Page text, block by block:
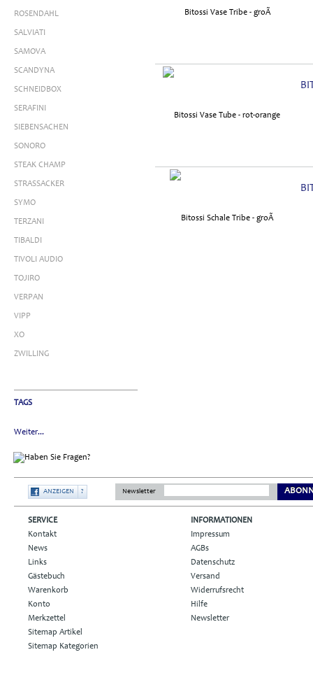
ROSENDAHL
SALVIATI
SAMOVA
SCANDYNA
SCHNEIDBOX
SERAFINI
SIEBENSACHEN
SONORO
STEAK CHAMP
STRASSACKER
SYMO
TERZANI
TIBALDI
TIVOLI AUDIO
TOJIRO
VERPAN
VIPP
XO
ZWILLING
TAGS
Weiter...
ANZEIGEN ? Newsletter
SERVICE
Kontakt
News
Links
Gästebuch
Warenkorb
Konto
Merkzettel
Sitemap Artikel
Sitemap Kategorien
INFORMATIONEN
Impressum
AGBs
Datenschutz
Versand
Widerrufsrecht
Hilfe
Newsletter